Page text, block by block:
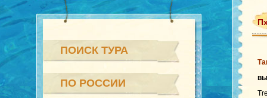
ПОИСК ТУРА
ПО РОССИИ